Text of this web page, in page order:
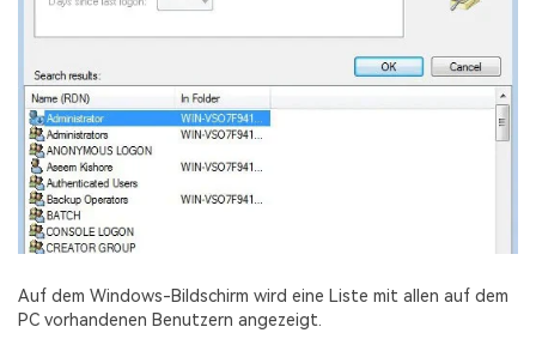
Auf dem Windows-Bildschirm wird eine Liste mit allen auf dem
PC vorhandenen Benutzern angezeigt.